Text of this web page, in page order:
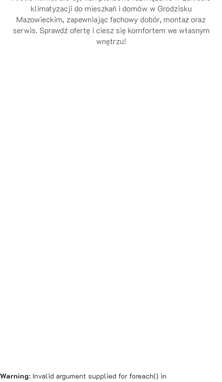
klimatyzacji do mieszkań i domów w Grodzisku
Mazowieckim, zapewniając fachowy dobór, montaż oraz
serwis. Sprawdź ofertę i ciesz się komfortem we własnym
wnętrzu!
Warning: Invalid argument supplied for foreach() in